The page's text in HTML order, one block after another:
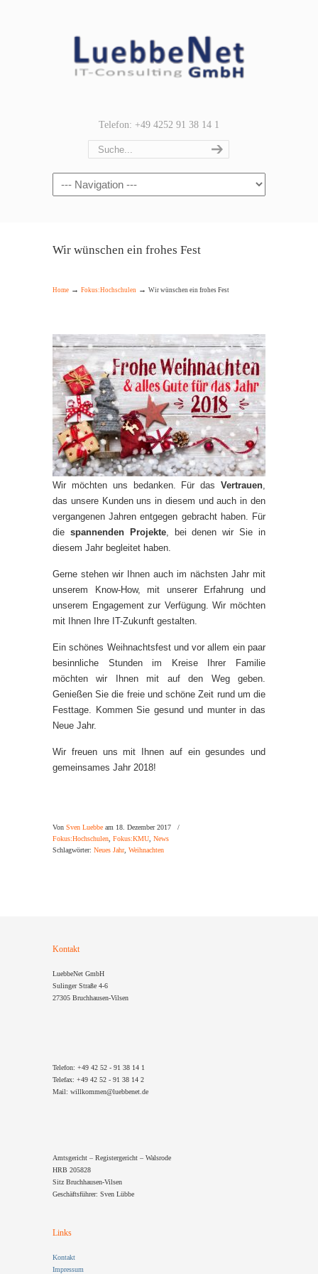
Telefon: +49 4252 91 38 14 1
Navigation
Wir wünschen ein frohes Fest
Home → Fokus:Hochschulen → Wir wünschen ein frohes Fest
Wir möchten uns bedanken. Für das Vertrauen,
das unsere Kunden uns in diesem und auch in den
vergangenen Jahren entgegen gebracht haben. Für
die spannenden Projekte, bei denen wir Sie in
diesem Jahr begleitet haben.
Gerne stehen wir Ihnen auch im nächsten Jahr mit
unserem Know-How, mit unserer Erfahrung und
unserem Engagement zur Verfügung. Wir möchten
mit Ihnen Ihre IT-Zukunft gestalten.
Ein schönes Weihnachtsfest und vor allem ein paar
besinnliche Stunden im Kreise Ihrer Familie
möchten wir Ihnen mit auf den Weg geben.
Genießen Sie die freie und schöne Zeit rund um die
Festtage. Kommen Sie gesund und munter in das
Neue Jahr.
Wir freuen uns mit Ihnen auf ein gesundes und
gemeinsames Jahr 2018!
Von Sven Luebbe am 18. Dezember 2017
/
Fokus:Hochschulen, Fokus:KMU, News
Schlagwörter: Neues Jahr, Weihnachten
Kontakt
LuebbeNet GmbH
Sulinger Straße 4-6
27305 Bruchhausen-Vilsen
Telefon: +49 42 52 - 91 38 14 1
Telefax: +49 42 52 - 91 38 14 2
Mail: willkommen@luebbenet.de
Amtsgericht – Registergericht – Walsrode
HRB 205828
Sitz Bruchhausen-Vilsen
Geschäftsführer: Sven Lübbe
Links
Kontakt
Impressum